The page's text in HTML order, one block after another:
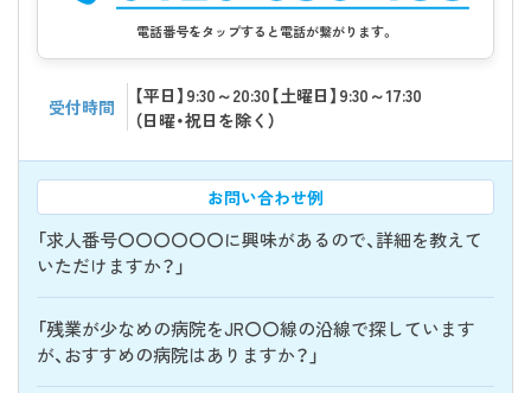
電話番号をタップすると電話が繋がります。
受付時間
【平日】9:30～20:30【土曜日】9:30～17:30
（日曜・祝日を除く）
お問い合わせ例
「求人番号〇〇〇〇〇〇に興味があるので、詳細を教えて
いただけますか？」
「残業が少なめの病院をJR〇〇線の沿線で探しています
が、おすすめの病院はありますか？」